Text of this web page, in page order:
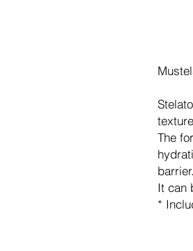
The
barrier.
It can
*